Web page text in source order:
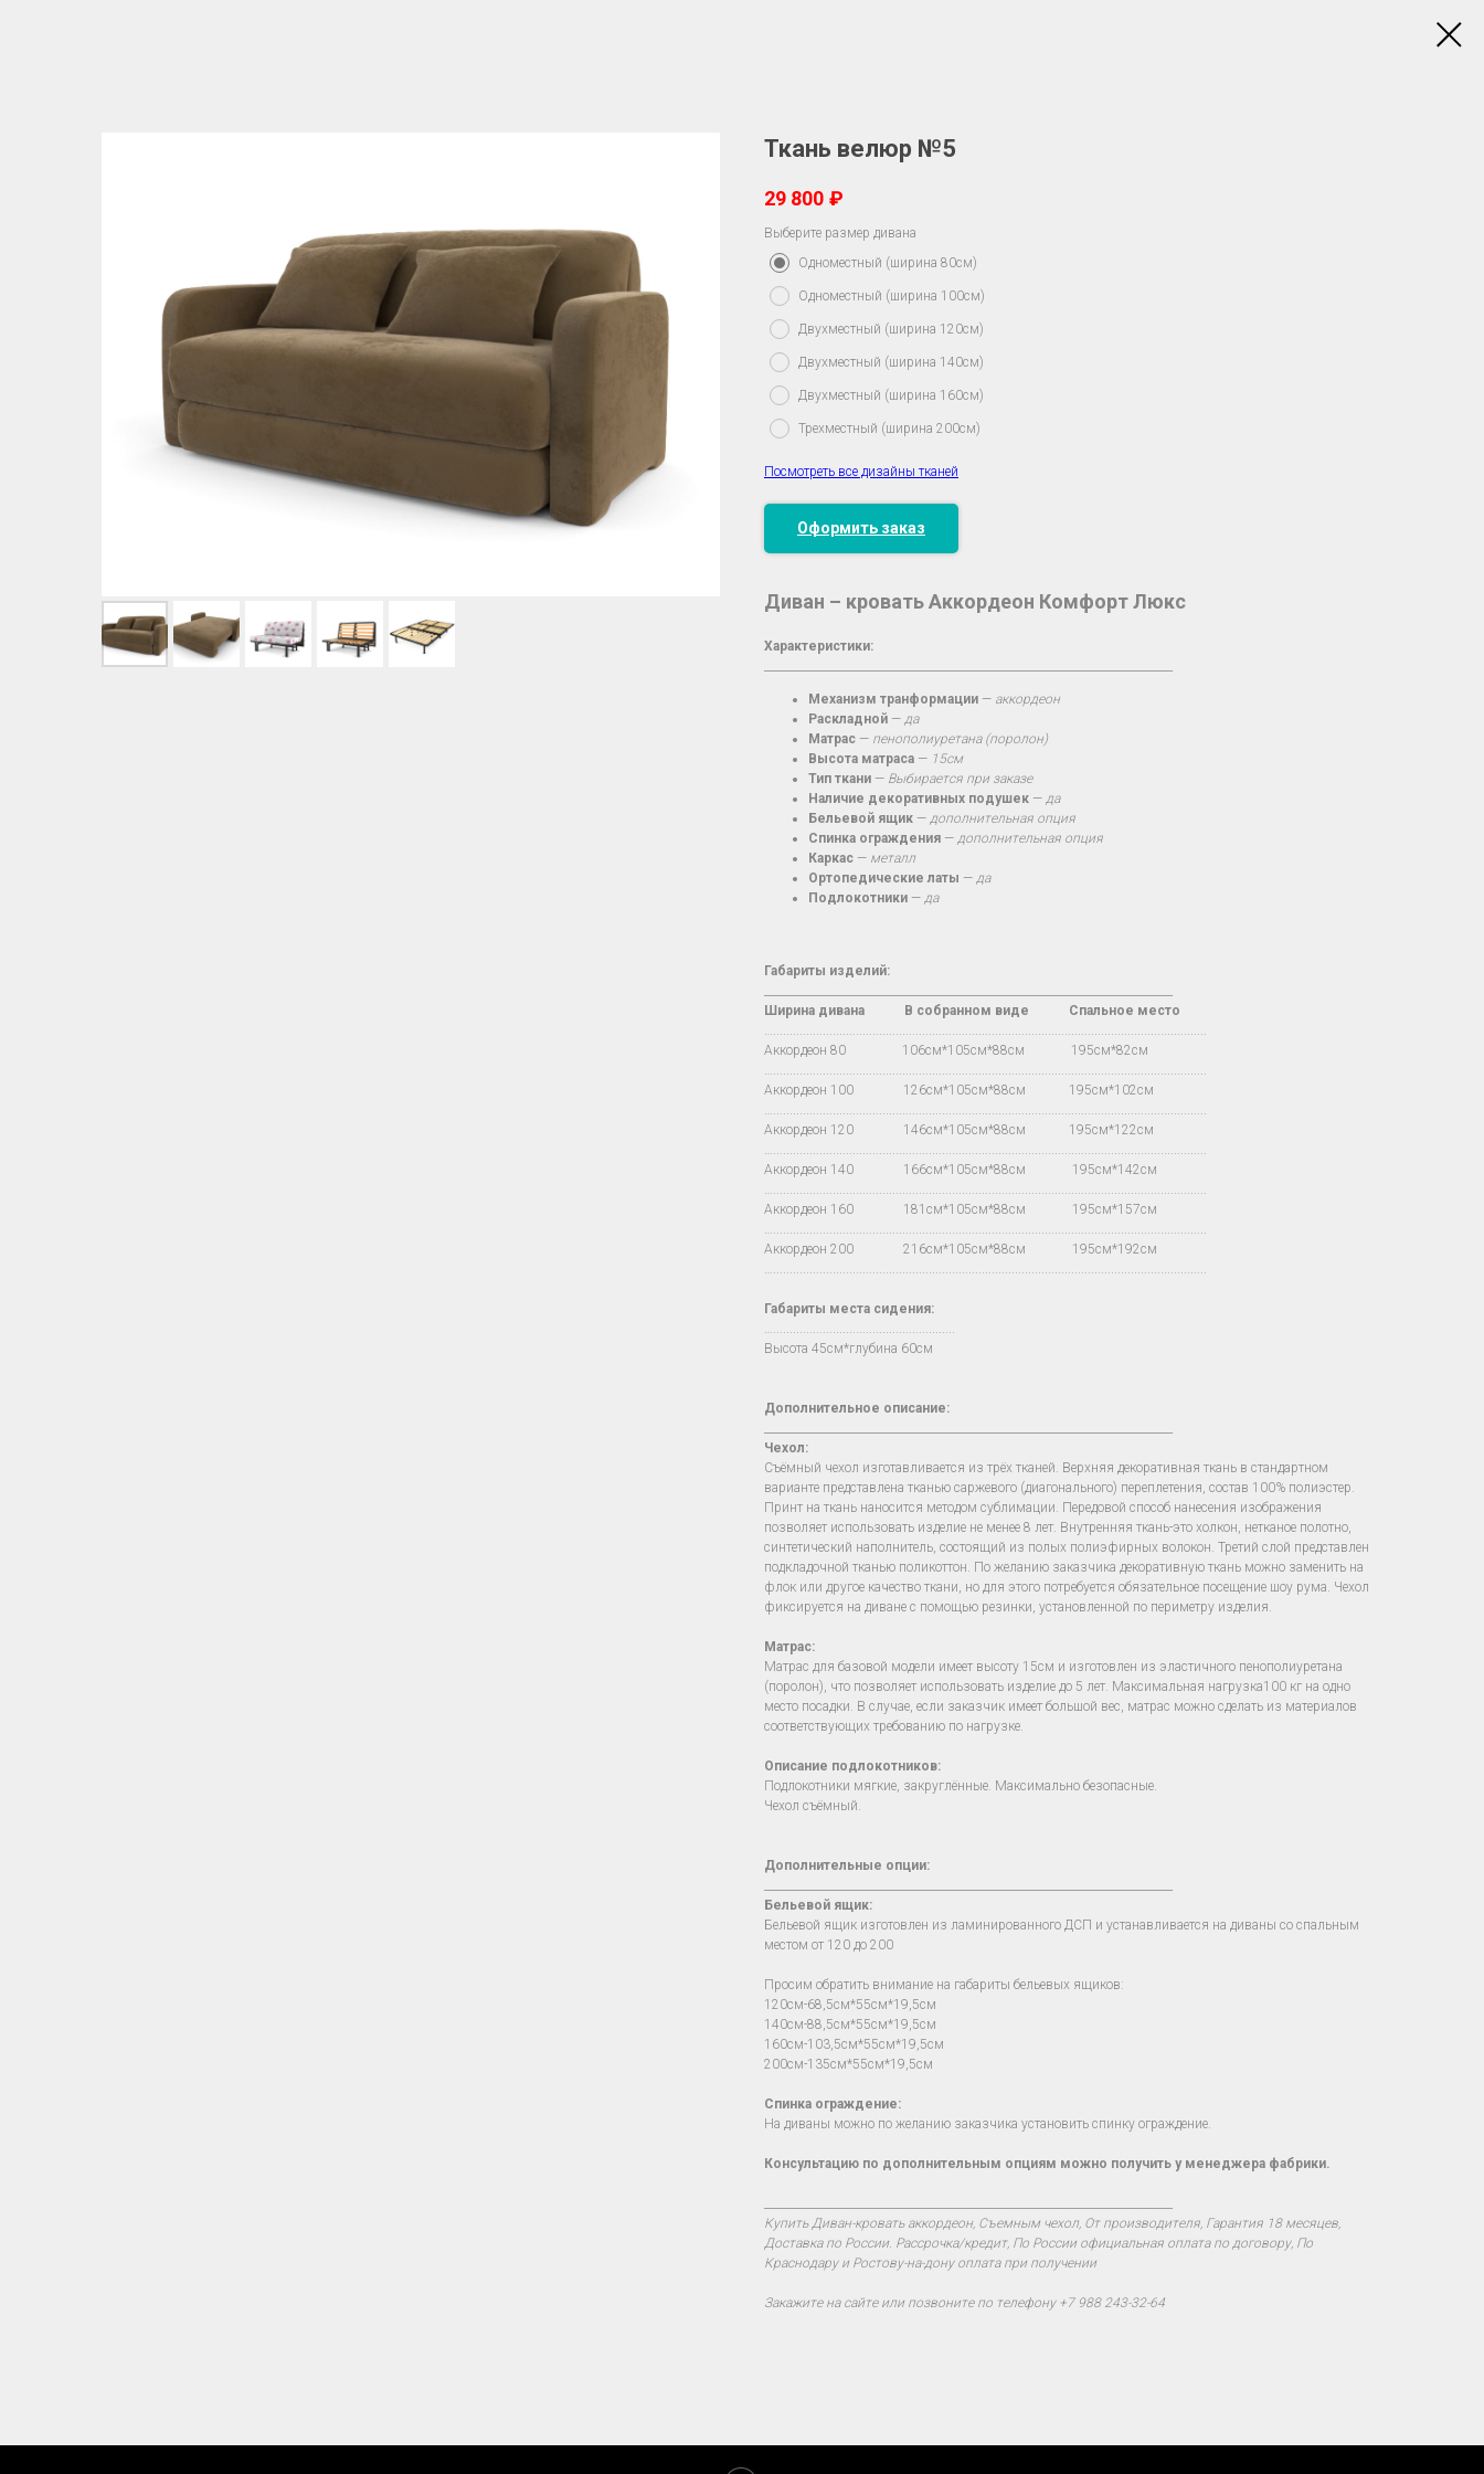
Ткань велюр №5
29 800 ₽
Выберите размер дивана
Одноместный (ширина 80см)
Одноместный (ширина 100см)
Двухместный (ширина 120см)
Двухместный (ширина 140см)
Двухместный (ширина 160см)
Трехместный (ширина 200см)
Посмотреть все дизайны тканей
Оформить заказ
Диван – кровать Аккордеон Комфорт Люкс
Характеристики:
Механизм транформации — аккордеон
Раскладной — да
Матрас — пенополиуретана (поролон)
Высота матраса — 15см
Тип ткани — Выбирается при заказе
Наличие декоративных подушек — да
Бельевой ящик — дополнительная опция
Спинка ограждения — дополнительная опция
Каркас — металл
Ортопедические латы — да
Подлокотники — да
Габариты изделий:
Ширина дивана
В собранном виде Спальное место
…...................................................................................................................................
Аккордеон 80 106см*105см*88см 195см*82см
…...................................................................................................................................
Аккордеон 100 126см*105см*88см 195см*102см
…...................................................................................................................................
Аккордеон 120 146см*105см*88см 195см*122см
…...................................................................................................................................
Аккордеон 140 166см*105см*88см 195см*142см
…...................................................................................................................................
Аккордеон 160 181см*105см*88см 195см*157см
…...................................................................................................................................
Аккордеон 200 216см*105см*88см 195см*192см
…...................................................................................................................................
Габариты места сидения:
….......................................................
Высота 45см*глубина 60см
Дополнительное описание:
Чехол:
Съёмный чехол изготавливается из трёх тканей. Верхняя декоративная ткань в стандартном
варианте представлена тканью саржевого (диагонального) переплетения, состав 100% полиэстер.
Принт на ткань наносится методом сублимации. Передовой способ нанесения изображения
позволяет использовать изделие не менее 8 лет. Внутренняя ткань-это холкон, нетканое полотно,
синтетический наполнитель, состоящий из полых полиэфирных волокон. Третий слой представлен
подкладочной тканью поликоттон. По желанию заказчика декоративную ткань можно заменить на
флок или другое качество ткани, но для этого потребуется обязательное посещение шоу рума. Чехол
фиксируется на диване с помощью резинки, установленной по периметру изделия.
Матрас:
Матрас для базовой модели имеет высоту 15см и изготовлен из эластичного пенополиуретана
(поролон), что позволяет использовать изделие до 5 лет. Максимальная нагрузка100 кг на одно
место посадки. В случае, если заказчик имеет большой вес, матрас можно сделать из материалов
соответствующих требованию по нагрузке.
Описание подлокотников:
Подлокотники мягкие, закруглённые. Максимально безопасные.
Чехол съёмный.
Дополнительные опции:
Бельевой ящик:
Бельевой ящик изготовлен из ламинированного ДСП и устанавливается на диваны со спальным
местом от 120 до 200
Просим обратить внимание на габариты бельевых ящиков:
120см-68,5см*55см*19,5см
140см-88,5см*55см*19,5см
160см-103,5см*55см*19,5см
200см-135см*55см*19,5см
Спинка ограждение:
На диваны можно по желанию заказчика установить спинку ограждение.
Консультацию по дополнительным опциям можно получить у менеджера фабрики.
Купить Диван-кровать аккордеон, Съемным чехол, От производителя, Гарантия 18 месяцев,
Доставка по России. Рассрочка/кредит, По России официальная оплата по договору, По
Краснодару и Ростову-на-дону оплата при получении
Закажите на сайте или позвоните по телефону +7 988 243-32-64